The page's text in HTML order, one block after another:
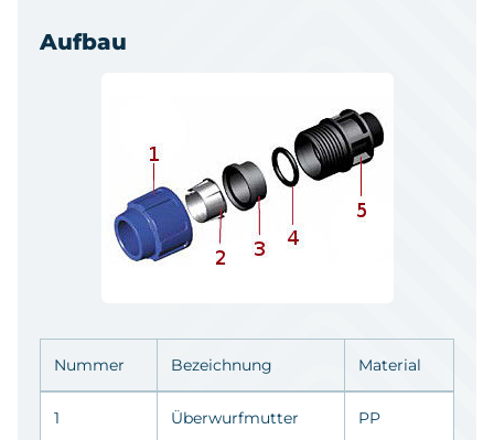
Aufbau
Nummer Bezeichnung Material
1 Überwurfmutter PP